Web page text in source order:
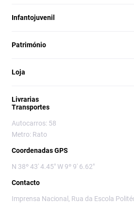
Infantojuvenil
Património
Loja
Livrarias
Transportes
Autocarros: 58
Metro: Rato
Coordenadas GPS
N 38º 43' 4.45" W 9º 9' 6.62"
Contacto
Imprensa Nacional, Rua da Escola